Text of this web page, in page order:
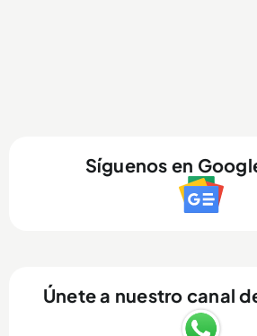
Síguenos en
Únete a nuestro canal